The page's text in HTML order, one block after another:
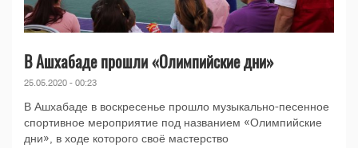
В Ашхабаде прошли «Олимпийские дни»
25.05.2020 - 00:23
В Ашхабаде в воскресенье прошло музыкально-песенное
спортивное мероприятие под названием «Олимпийские
дни», в ходе которого своё мастерство